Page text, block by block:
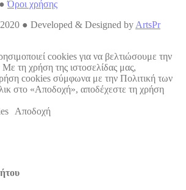
●Όροι χρήσης
● Developed & Designed by ArtsPr
cookies για να βελτιώσουμε την
Με τη χρήση της ιστοσελίδας μας,
cookies σύμφωνα με την Πολιτική των
στο «Αποδοχή», αποδέχεστε τη χρήση
Αποδοχή